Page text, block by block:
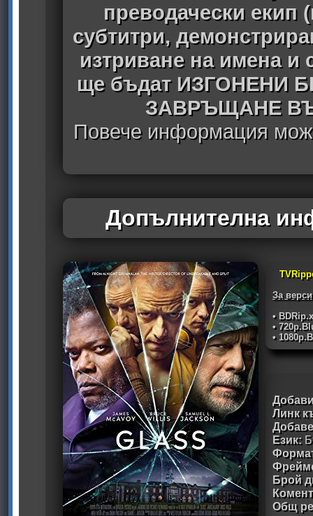
преводачески екип
субтитри,
изтриване на имена
ще бъдат ИЗГОНЕНИ
ЗАВРЪЩАНЕ
Повече информация
Допълнителна
За
•
•
•
Линк
Език:
Брой
Общ